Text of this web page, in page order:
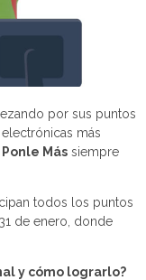
por sus puntos
más
Ponle Más siempre
todos los puntos
de enero, donde
y cómo lograrlo?